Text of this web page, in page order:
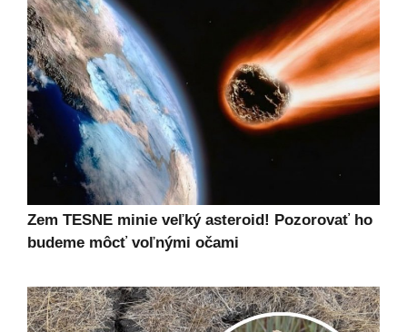
Zem TESNE minie veľký asteroid! Pozorovať ho
budeme môcť voľnými očami